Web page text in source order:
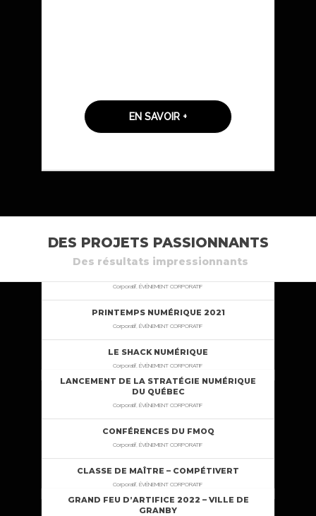
EN SAVOIR +
DES PROJETS PASSIONNANTS
Des résultats impressionnants
LANCEMENT DU NOUVEL INVESTISSEMENT
Corporatif, ÉVÉNEMENT CORPORATIF
PRINTEMPS NUMÉRIQUE 2021
Corporatif, ÉVÉNEMENT CORPORATIF
LE SHACK NUMÉRIQUE
Corporatif, ÉVÉNEMENT CORPORATIF
LANCEMENT DE LA STRATÉGIE NUMÉRIQUE
DU QUÉBEC
Corporatif, ÉVÉNEMENT CORPORATIF
CONFÉRENCES DU FMOQ
Corporatif, ÉVÉNEMENT CORPORATIF
CLASSE DE MAÎTRE – COMPÉTIVERT
Corporatif, ÉVÉNEMENT CORPORATIF
GRAND FEU D’ARTIFICE 2022 – VILLE DE
GRANBY